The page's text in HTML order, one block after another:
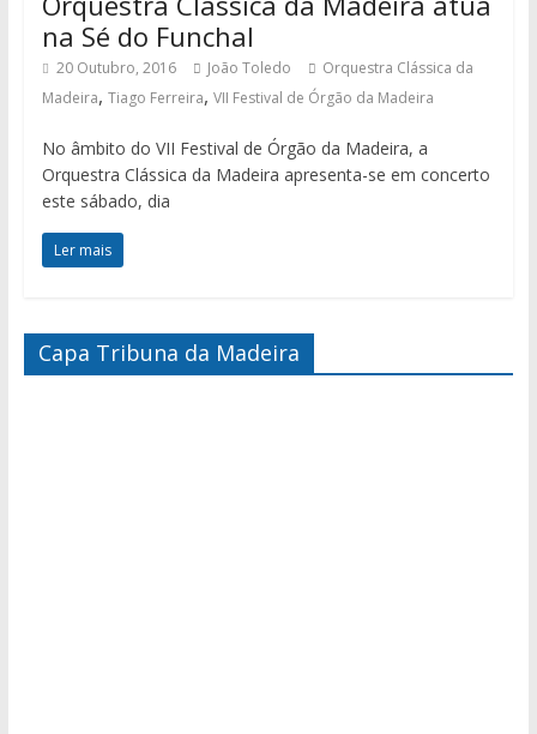
na Sé do Funchal
20 Outubro, 2016 João Toledo
Orquestra Clássica da
Madeira, Tiago Ferreira, VII Festival de Órgão da Madeira
No âmbito do VII Festival de Órgão da Madeira, a
Orquestra Clássica da Madeira apresenta-se em concerto
este sábado, dia
Ler mais
Capa Tribuna da Madeira